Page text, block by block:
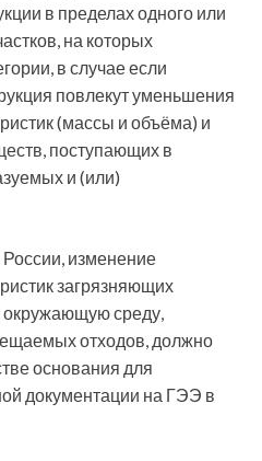
в пределах одного или
на которых
в случае если
повлекут уменьшения
(массы и объёма) и
поступающих в
и (или)
изменение
загрязняющих
среду,
отходов, должно
основания для
документации на ГЭЭ в